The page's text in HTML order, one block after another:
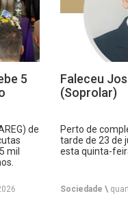
5
de
mil
Faleceu
(Soprolar)
Perto de
tarde de 23 de
esta quinta-
Sociedade \